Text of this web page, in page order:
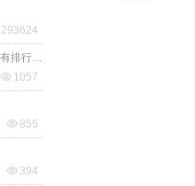
293624
 1057
 855
 394